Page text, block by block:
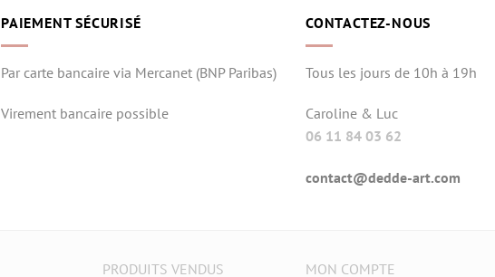
PAIEMENT SÉCURISÉ
Par carte bancaire via Mercanet (BNP Paribas)
Virement bancaire possible
CONTACTEZ-NOUS
Tous les jours de 10h à 19h
Caroline & Luc
06 11 84 03 62
contact@dedde-art.com
PRODUITS VENDUS MON COMPTE